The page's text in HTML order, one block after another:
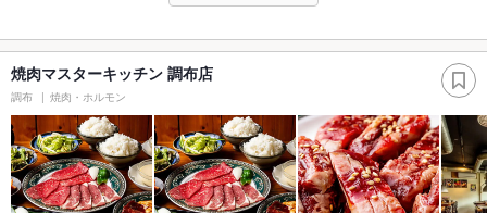
焼肉マスターキッチン 調布店
調布 焼肉・ホルモン